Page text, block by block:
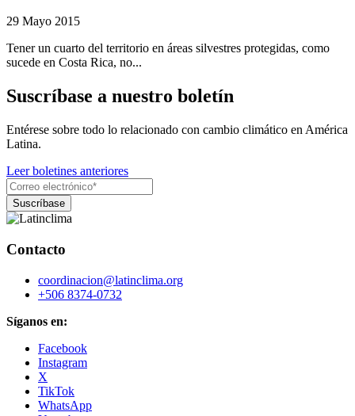
29 Mayo 2015
Tener un cuarto del territorio en áreas silvestres protegidas, como
sucede en Costa Rica, no...
Suscríbase a nuestro boletín
Entérese sobre todo lo relacionado con cambio climático en América
Latina.
Leer boletines anteriores
Contacto
coordinacion@latinclima.org
+506 8374-0732
Síganos en:
Facebook
Instagram
X
TikTok
WhatsApp